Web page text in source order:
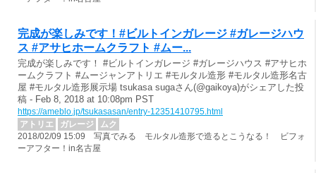
完成が楽しみです！#ビルトインガレージ #ガレージハウ
ス #アサヒホームクラフト #ムー...
完成が楽しみです！ #ビルトインガレージ #ガレージハウス #アサヒホ
ームクラフト #ムージャンアトリエ #モルタル造形 #モルタル造形名古
屋 #モルタル造形展示場 tsukasa sugaさん(@gaikoya)がシェアした投
稿 - Feb 8, 2018 at 10:08pm PST
https://ameblo.jp/tsukasasan/entry-12351410795.html
アトリエ
ガレージ
ムク
2018/02/09 15:09 写真でみる モルタル造形で造るとこうなる！ ビフォ
ーアフター！in名古屋